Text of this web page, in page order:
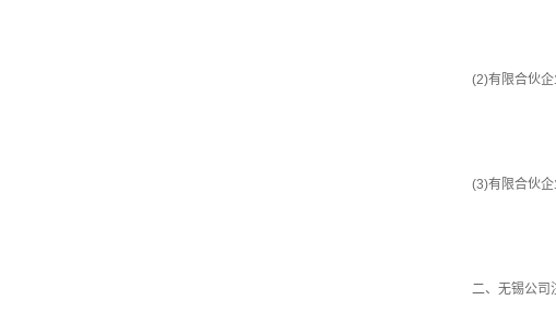
(2)有限合伙
(3)有限合伙企
二、无锡公司